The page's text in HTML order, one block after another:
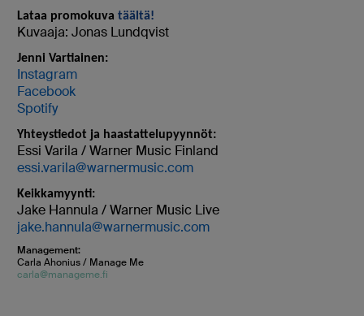
Lataa promokuva täältä!
Kuvaaja: Jonas Lundqvist
Jenni Vartiainen:
Instagram
Facebook
Spotify
Yhteystiedot ja haastattelupyynnöt:
Essi Varila / Warner Music Finland
essi.varila@warnermusic.com
Keikkamyynti:
Jake Hannula / Warner Music Live
jake.hannula@warnermusic.com
Management:
Carla Ahonius / Manage Me
carla@manageme.fi